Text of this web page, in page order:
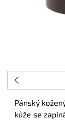
Pánský
kůže se